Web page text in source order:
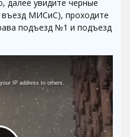
далее увидите черные
МИСиС), проходите
подъезд №1 и подъезд